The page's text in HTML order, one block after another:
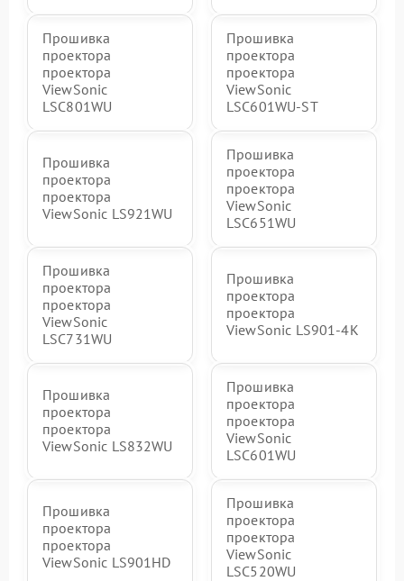
Прошивка
проектора
проектора
ViewSonic
LSC801WU
Прошивка
проектора
проектора
ViewSonic
LSC601WU-ST
Прошивка
проектора
проектора
ViewSonic LS921WU
Прошивка
проектора
проектора
ViewSonic
LSC651WU
Прошивка
проектора
проектора
ViewSonic
LSC731WU
Прошивка
проектора
проектора
ViewSonic LS901-4K
Прошивка
проектора
проектора
ViewSonic LS832WU
Прошивка
проектора
проектора
ViewSonic
LSC601WU
Прошивка
проектора
проектора
ViewSonic LS901HD
Прошивка
проектора
проектора
ViewSonic
LSC520WU